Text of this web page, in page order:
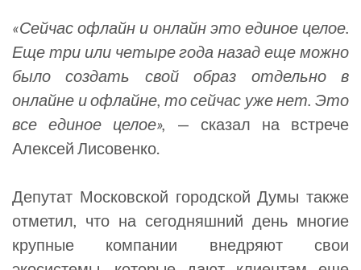
«Сейчас офлайн и онлайн это единое целое.
Еще три или четыре года назад еще можно
было создать свой образ отдельно в
онлайне и офлайне, то сейчас уже нет. Это
все единое целое», — сказал на встрече
Алексей Лисовенко.
Депутат Московской городской Думы также
отметил, что на сегодняшний день многие
крупные компании внедряют свои